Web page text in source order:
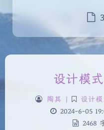
设计模
陶其 | 设计
2024-6-05
2468